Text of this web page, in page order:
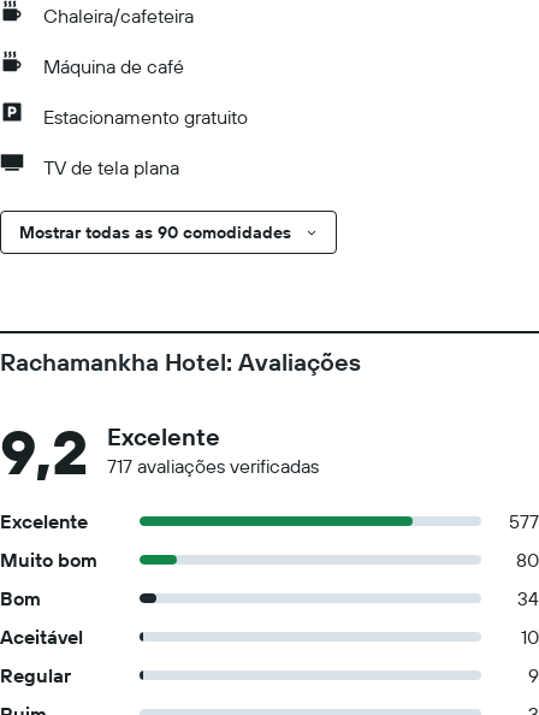
Chaleira/cafeteira
Máquina de café
Estacionamento gratuito
TV de tela plana
Mostrar todas as 90 comodidades
Rachamankha Hotel: Avaliações
9,2 Excelente
717 avaliações verificadas
Excelente
577
Muito bom
80
Bom
34
Aceitável
10
Regular
9